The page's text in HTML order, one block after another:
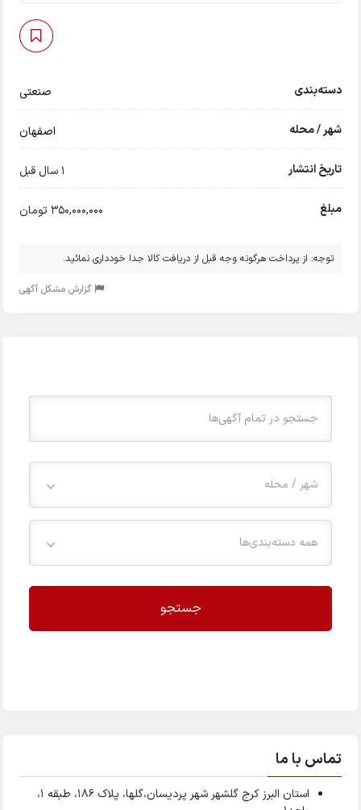
دسته‌بندی صنعتی
شهر / محله اصفهان
تاریخ انتشار 1 سال قبل
مبلغ 350,000,000 تومان
توجه: از پرداخت هرگونه وجه قبل از دریافت کالا جدا خودداری نمائید.
گزارش مشکل آگهی
شهر / محله
همه دسته‌بندی‌ها
جستجو
تماس با ما
استان البرز کرج گلشهر شهر پردیسان،گلها، پلاک ۱۸۶، طبقه ۱،